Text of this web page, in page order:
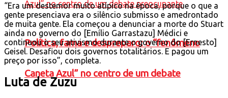
Política, fama e despreparo: o “fenômeno
Caneta Azul” no centro de um debate
“Era um destemor muito atípico na época, porque o que a
gente presenciava era o silêncio submisso e amedrontado
de muita gente. Ela começou a denunciar a morte do Stuart
ainda no governo do [Emílio Garrastazu] Médici e
continuou o seu ativismo durante o governo do [Ernesto]
Geisel. Desafiou dois governos totalitários. E pagou um
preço por isso”, completa.
Luta de Zuzu